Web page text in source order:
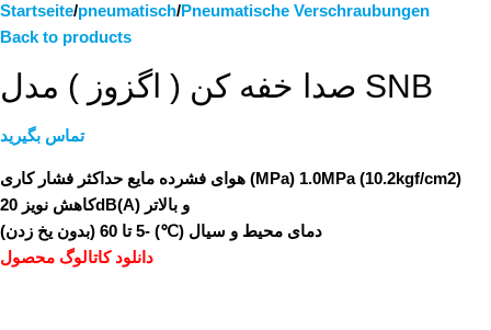
Startseite pneumatisch Pneumatische Verschraubungen
Back to products
صدا خفه کن ( اگزوز ) مدل SNB
تماس بگیرید
هوای فشرده مایع حداکثر فشار کاری (MPa) 1.0MPa (10.2kgf/cm2)
کاهش نویز 20dB(A) و بالاتر
دمای محیط و سیال (℃) -5 تا 60 (بدون یخ زدن)
دانلود کاتالوگ محصول